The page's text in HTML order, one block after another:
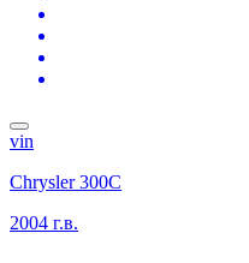
vin
Chrysler 300C
2004 г.в.